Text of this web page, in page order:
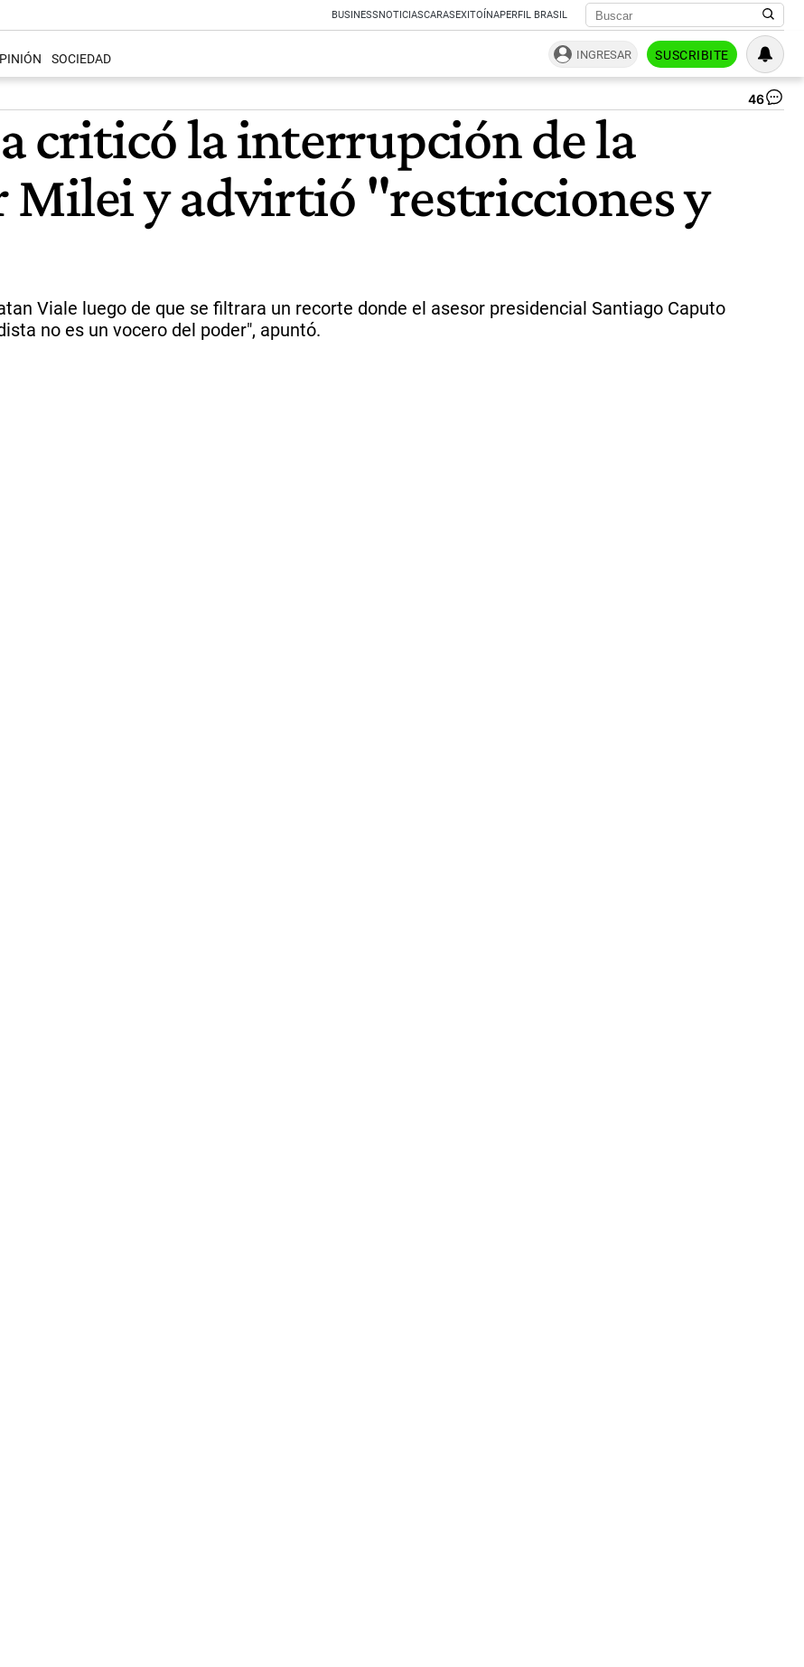
BUSINESSNOTICIASCARASEXITOÍNAPERFIL BRASIL
SOCIEDAD INGRESAR SUSCRIBITE
46
criticó la interrupción de la
Milei y advirtió "restricciones y
Viale luego de que se filtrara un recorte donde el asesor presidencial Santiago Caputo
no es un vocero del poder", apuntó.